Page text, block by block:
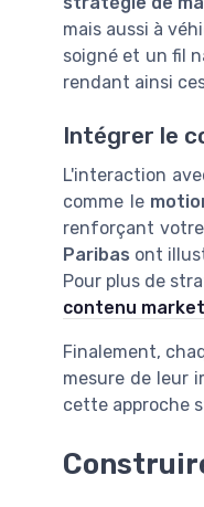
mais aussi à
soigné et un fil
rendant ainsi
Intégrer le
L'interaction
comme le
renforçant votre
Paribas ont
Pour plus de
contenu
Finalement,
mesure de leur
cette approche